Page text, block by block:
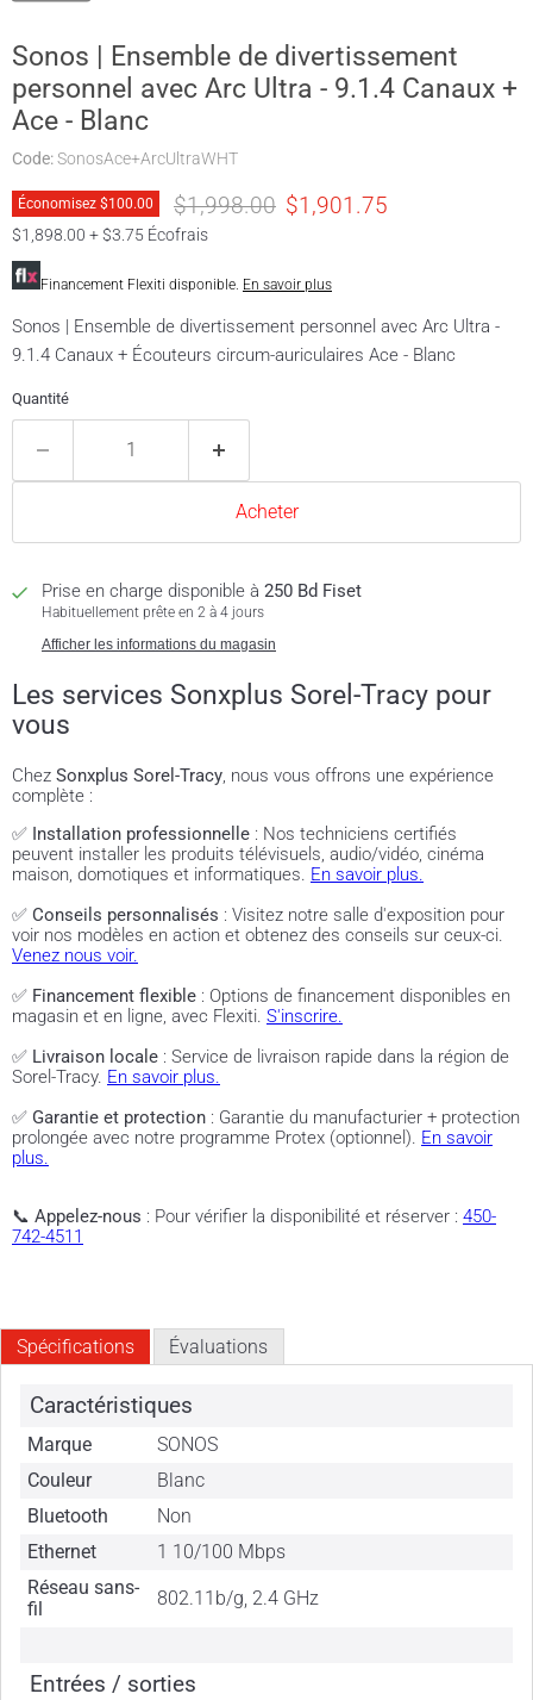
Sonos | Ensemble de divertissement
personnel avec Arc Ultra - 9.1.4 Canaux +
Ace - Blanc
Code:SonosAce+ArcUltraWHT
Économisez $100.00 Prix original
$1,998.00 Prix actuel
$1,901.75
$1,898.00 + $3.75 Écofrais
Financement Flexiti disponible. En savoir plus
Sonos | Ensemble de divertissement personnel avec Arc Ultra -
9.1.4 Canaux + Écouteurs circum-auriculaires Ace - Blanc
Quantité
Acheter
Prise en charge disponible à 250 Bd Fiset
Habituellement prête en 2 à 4 jours
Afficher les informations du magasin
Les services Sonxplus Sorel-Tracy pour
vous
Chez Sonxplus Sorel-Tracy, nous vous offrons une expérience
complète :
✅ Installation professionnelle : Nos techniciens certifiés
peuvent installer les produits télévisuels, audio/vidéo, cinéma
maison, domotiques et informatiques. En savoir plus.
✅ Conseils personnalisés : Visitez notre salle d'exposition pour
voir nos modèles en action et obtenez des conseils sur ceux-ci.
Venez nous voir.
✅ Financement flexible : Options de financement disponibles en
magasin et en ligne, avec Flexiti. S'inscrire.
✅ Livraison locale : Service de livraison rapide dans la région de
Sorel-Tracy. En savoir plus.
✅ Garantie et protection : Garantie du manufacturier + protection
prolongée avec notre programme Protex (optionnel). En savoir
plus.
📞 Appelez-nous : Pour vérifier la disponibilité et réserver : 450-
742-4511
Spécifications Évaluations
Caractéristiques
Marque
SONOS
Couleur
Blanc
Bluetooth
Non
Ethernet
1 10/100 Mbps
Réseau sans-
fil
802.11b/g, 2.4 GHz
Entrées / sorties